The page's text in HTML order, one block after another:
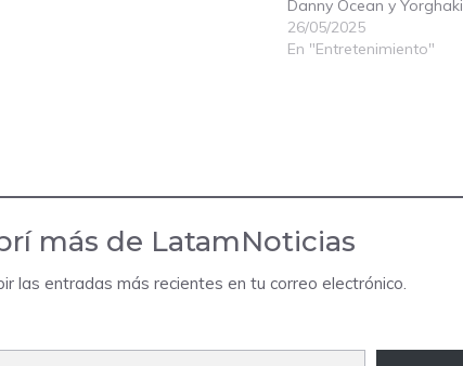
Danny Ocean y Yorghaki
26/05/2025
En "Entretenimiento"
más de LatamNoticias
las entradas más recientes en tu correo electrónico.